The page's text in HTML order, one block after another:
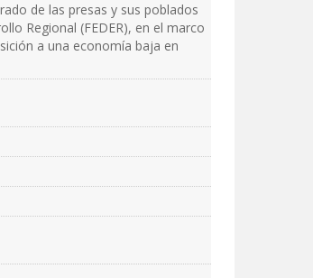
de las presas y sus poblados
Regional (FEDER), en el marco
a una economía baja en